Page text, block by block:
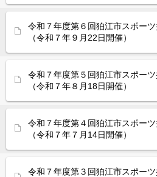
令和７年度第６回狛江市スポー
（令和７年９月22日開催）
令和７年度第５回狛江市スポー
（令和７年８月18日開催）
令和７年度第４回狛江市スポー
（令和７年７月14日開催）
令和７年度第３回狛江市スポー